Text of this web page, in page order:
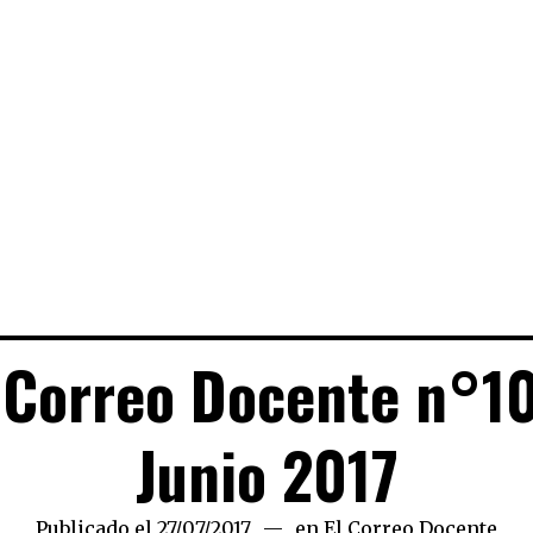
Docente
Junio 2017
Publicado el 27/07/2017 18/03/2019
en El Correo Docente